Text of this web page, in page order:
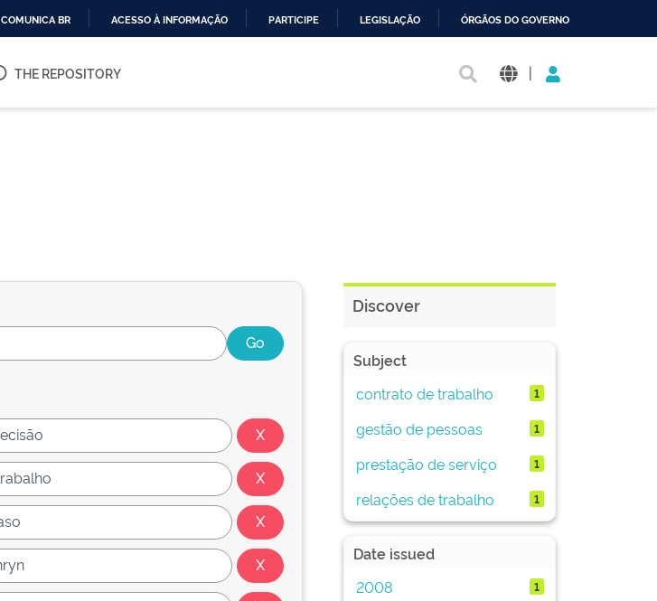
O
COMUNICA BR ACESSO À INFORMAÇÃO PARTICIPE LEGISLAÇÃO ÓRGÃOS DO GOVERNO
THE REPOSITORY |
Discover
Subject
contrato de trabalho
1
gestão de pessoas 1
prestação de serviço 1
relações de trabalho 1
Date issued
2008
1